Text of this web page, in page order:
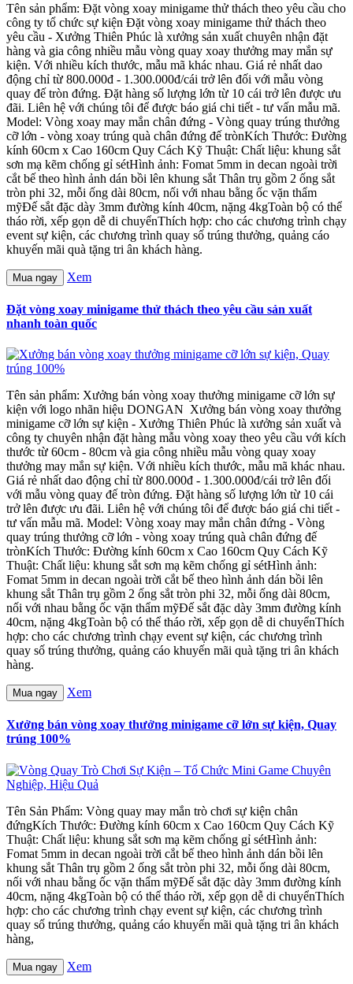
Tên sản phẩm: Đặt vòng xoay minigame thử thách theo yêu cầu cho
công ty tổ chức sự kiện Đặt vòng xoay minigame thử thách theo
yêu cầu - Xưởng Thiên Phúc là xưởng sản xuất chuyên nhận đặt
hàng và gia công nhiều mẫu vòng quay xoay thưởng may mắn sự
kiện. Với nhiều kích thước, mẫu mã khác nhau. Giá rẻ nhất dao
động chỉ từ 800.000đ - 1.300.000đ/cái trở lên đối với mẫu vòng
quay đế tròn đứng. Đặt hàng số lượng lớn từ 10 cái trở lên được ưu
đãi. Liên hệ với chúng tôi để được báo giá chi tiết - tư vấn mẫu mã.
Model: Vòng xoay may mắn chân đứng - Vòng quay trúng thưởng
cỡ lớn - vòng xoay trúng quà chân đứng đế trònKích Thước: Đường
kính 60cm x Cao 160cm Quy Cách Kỹ Thuật: Chất liệu: khung sắt
sơn mạ kẽm chống gỉ sétHình ảnh: Fomat 5mm in decan ngoài trời
cắt bế theo hình ảnh dán bồi lên khung sắt Thân trụ gồm 2 ống sắt
tròn phi 32, mỗi ống dài 80cm, nối với nhau bằng ốc vặn thẩm
mỹĐế sắt đặc dày 3mm đường kính 40cm, nặng 4kgToàn bộ có thể
tháo rời, xếp gọn dễ di chuyểnThích hợp: cho các chương trình chạy
event sự kiện, các chương trình quay số trúng thưởng, quảng cáo
khuyến mãi quà tặng tri ân khách hàng.
Mua ngay Xem
Đặt vòng xoay minigame thử thách theo yêu cầu sản xuất
nhanh toàn quốc
Tên sản phẩm: Xưởng bán vòng xoay thưởng minigame cỡ lớn sự
kiện với logo nhãn hiệu DONGAN Xưởng bán vòng xoay thưởng
minigame cỡ lớn sự kiện - Xưởng Thiên Phúc là xưởng sản xuất và
công ty chuyên nhận đặt hàng mẫu vòng xoay theo yêu cầu với kích
thước từ 60cm - 80cm và gia công nhiều mẫu vòng quay xoay
thưởng may mắn sự kiện. Với nhiều kích thước, mẫu mã khác nhau.
Giá rẻ nhất dao động chỉ từ 800.000đ - 1.300.000đ/cái trở lên đối
với mẫu vòng quay đế tròn đứng. Đặt hàng số lượng lớn từ 10 cái
trở lên được ưu đãi. Liên hệ với chúng tôi để được báo giá chi tiết -
tư vấn mẫu mã. Model: Vòng xoay may mắn chân đứng - Vòng
quay trúng thưởng cỡ lớn - vòng xoay trúng quà chân đứng đế
trònKích Thước: Đường kính 60cm x Cao 160cm Quy Cách Kỹ
Thuật: Chất liệu: khung sắt sơn mạ kẽm chống gỉ sétHình ảnh:
Fomat 5mm in decan ngoài trời cắt bế theo hình ảnh dán bồi lên
khung sắt Thân trụ gồm 2 ống sắt tròn phi 32, mỗi ống dài 80cm,
nối với nhau bằng ốc vặn thẩm mỹĐế sắt đặc dày 3mm đường kính
40cm, nặng 4kgToàn bộ có thể tháo rời, xếp gọn dễ di chuyểnThích
hợp: cho các chương trình chạy event sự kiện, các chương trình
quay số trúng thưởng, quảng cáo khuyến mãi quà tặng tri ân khách
hàng.
Mua ngay Xem
Xưởng bán vòng xoay thưởng minigame cỡ lớn sự kiện, Quay
trúng 100%
Tên Sản Phẩm: Vòng quay may mắn trò chơi sự kiện chân
đứngKích Thước: Đường kính 60cm x Cao 160cm Quy Cách Kỹ
Thuật: Chất liệu: khung sắt sơn mạ kẽm chống gỉ sétHình ảnh:
Fomat 5mm in decan ngoài trời cắt bế theo hình ảnh dán bồi lên
khung sắt Thân trụ gồm 2 ống sắt tròn phi 32, mỗi ống dài 80cm,
nối với nhau bằng ốc vặn thẩm mỹĐế sắt đặc dày 3mm đường kính
40cm, nặng 4kgToàn bộ có thể tháo rời, xếp gọn dễ di chuyểnThích
hợp: cho các chương trình chạy event sự kiện, các chương trình
quay số trúng thưởng, quảng cáo khuyến mãi quà tặng tri ân khách
hàng,
Mua ngay Xem